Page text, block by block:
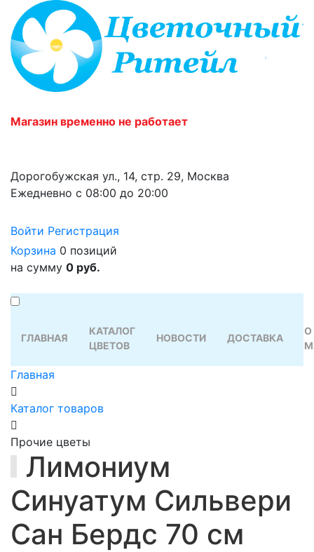
Магазин временно не работает
Дорогобужская ул., 14, стр. 29, Москва
Ежедневно с 08:00 до 20:00
Войти Регистрация
Корзина 0 позиций
на сумму 0 руб.
ГЛАВНАЯ
КАТАЛОГ
ЦВЕТОВ
НОВОСТИ ДОСТАВКА
О
Главная
Каталог товаров
Прочие цветы
Лимониум
Синуатум Сильвери
Сан Бердс 70 см